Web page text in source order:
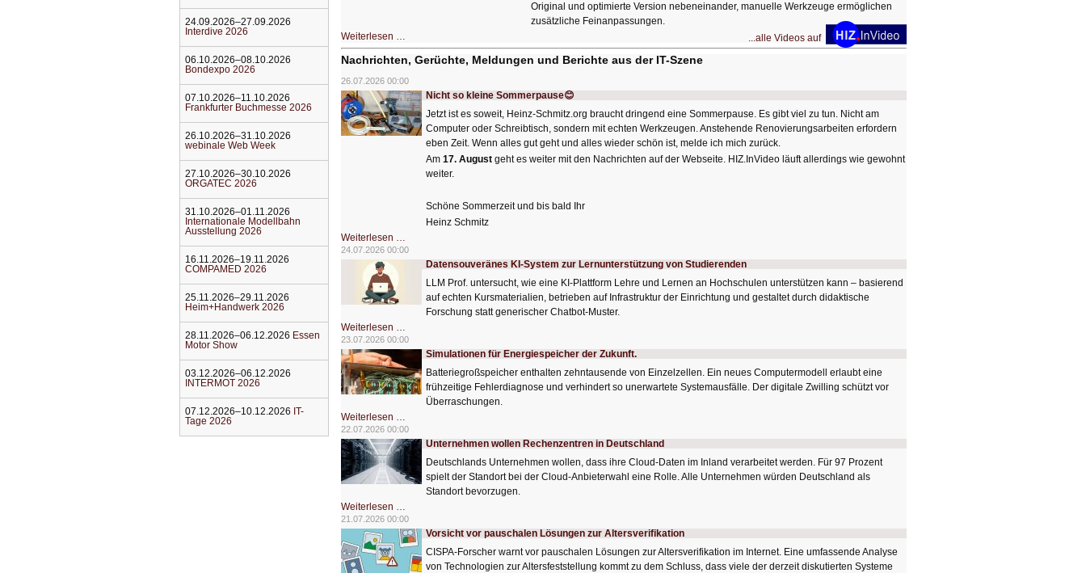
Original und optimierte Version nebeneinander, manuelle Werkzeuge ermöglichen
zusätzliche Feinanpassungen.
Weiterlesen …
Bildverschönerung
mit
einem
HIZ606:
Bildverschönerung
mit
einem
Klick
...alle Videos auf
Nachrichten, Gerüchte, Meldungen und Berichte aus der IT-Szene
26.07.2026 00:00
Nicht so kleine Sommerpause😊
Jetzt ist es soweit, Heinz-Schmitz.org braucht dringend eine Sommerpause. Es gibt viel zu tun. Nicht am
Computer oder Schreibtisch, sondern mit echten Werkzeugen. Anstehende Renovierungsarbeiten erfordern
eben Zeit. Wenn alles gut geht und alles wieder schön ist, melde ich mich zurück.
Am 17. August geht es weiter mit den Nachrichten auf der Webseite. HIZ.InVideo läuft allerdings wie gewohnt
weiter.
Schöne Sommerzeit und bis bald Ihr
Heinz Schmitz
Weiterlesen …
so
kleine
Sommerpause
24.07.2026 00:00
Datensouveränes KI-System zur Lernunterstützung von Studierenden
LLM Prof. untersucht, wie eine KI‑Plattform Lehre und Lernen an Hochschulen unterstützen kann – basierend
auf echten Kursmaterialien, betrieben auf Infrastruktur der Einrichtung und gestaltet durch didaktische
Forschung statt generischer Chatbot‑Muster.
Weiterlesen …
KI-
System
Lernunterstützung
von
Studierenden
23.07.2026 00:00
Simulationen für Energiespeicher der Zukunft.
Batteriegroßspeicher enthalten zehntausende von Einzelzellen. Ein neues Computermodell erlaubt eine
frühzeitige Fehlerdiagnose und verhindert so unerwartete Systemausfälle. Der digitale Zwilling schützt vor
Überraschungen.
Weiterlesen …
für
Energiespeicher
der
Zukunft.
22.07.2026 00:00
Unternehmen wollen Rechenzentren in Deutschland
Deutschlands Unternehmen wollen, dass ihre Cloud-Daten im Inland verarbeitet werden. Für 97 Prozent
spielt der Standort bei der Cloud-Anbieterwahl eine Rolle. Alle Unternehmen würden Deutschland als
Standort bevorzugen.
Weiterlesen …
wollen
Rechenzentren
in
Deutschland
21.07.2026 00:00
Vorsicht vor pauschalen Lösungen zur Altersverifikation
CISPA-Forscher warnt vor pauschalen Lösungen zur Altersverifikation im Internet. Eine umfassende Analyse
von Technologien zur Altersfeststellung kommt zu dem Schluss, dass viele der derzeit diskutierten Systeme
24.09.2026–27.09.2026
Interdive 2026
06.10.2026–08.10.2026
Bondexpo 2026
07.10.2026–11.10.2026
Frankfurter Buchmesse 2026
26.10.2026–31.10.2026
webinale Web Week
27.10.2026–30.10.2026
ORGATEC 2026
31.10.2026–01.11.2026
Internationale Modellbahn
Ausstellung 2026
16.11.2026–19.11.2026
COMPAMED 2026
25.11.2026–29.11.2026
Heim+Handwerk 2026
28.11.2026–06.12.2026 Essen
Motor Show
03.12.2026–06.12.2026
INTERMOT 2026
07.12.2026–10.12.2026 IT-
Tage 2026